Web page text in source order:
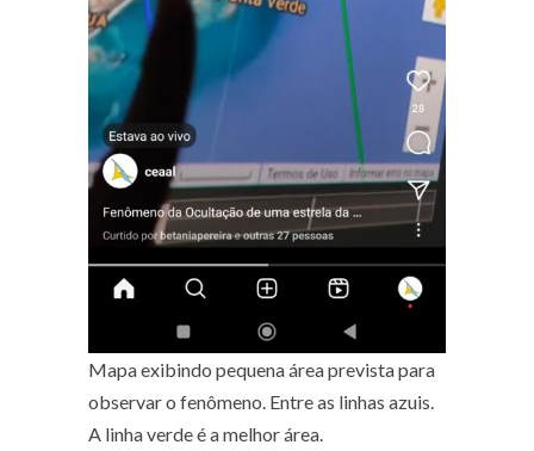
Mapa exibindo pequena área prevista para
observar o fenômeno. Entre as linhas azuis.
A linha verde é a melhor área.